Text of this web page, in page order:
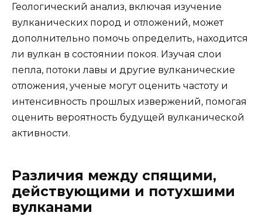
Геологический анализ, включая изучение
вулканических пород и отложений, может
дополнительно помочь определить, находится
ли вулкан в состоянии покоя. Изучая слои
пепла, потоки лавы и другие вулканические
отложения, ученые могут оценить частоту и
интенсивность прошлых извержений, помогая
оценить вероятность будущей вулканической
активности.
Различия между спящими,
действующими и потухшими
вулканами